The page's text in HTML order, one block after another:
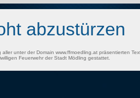
abzustürzen
unter der Domain www.ffmoedling.at präsentierten
Feuerwehr der Stadt Mödling gestattet.